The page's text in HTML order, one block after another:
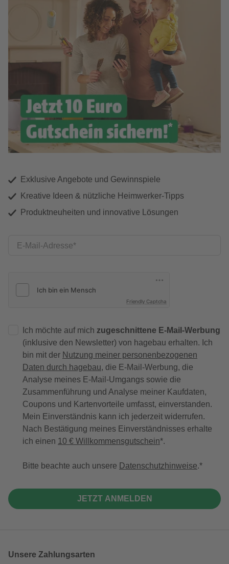
Exklusive Angebote und Gewinnspiele
Kreative Ideen & nützliche Heimwerker-Tipps
Produktneuheiten und innovative Lösungen
E-Mail-Adresse
Friendly Captcha
Ich möchte auf mich zugeschnittene E-Mail-Werbung
(inklusive den Newsletter) von hagebau erhalten. Ich
bin mit der Nutzung meiner personenbezogenen
Daten durch hagebau, die E-Mail-Werbung, die
Analyse meines E-Mail-Umgangs sowie die
Zusammenführung und Analyse meiner Kaufdaten,
Coupons und Kartenvorteile umfasst, einverstanden.
Mein Einverständnis kann ich jederzeit widerrufen.
Nach Bestätigung meines Einverständnisses erhalte
ich einen 10 € Willkommensgutschein*.
Bitte beachte auch unsere Datenschutzhinweise.
JETZT ANMELDEN
Unsere Zahlungsarten